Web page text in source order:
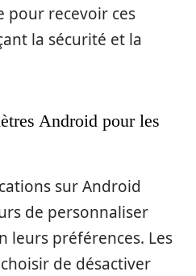
pour recevoir ces
la sécurité et la
Android pour les
sur Android
de personnaliser
leurs préférences. Les
de désactiver